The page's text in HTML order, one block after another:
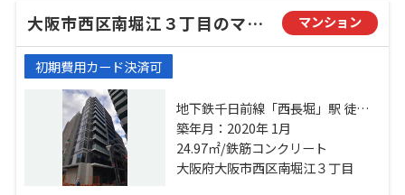
大阪市西区南堀江３丁目のマンション マンション
初期費用カード決済可
地下鉄千日前線「西長堀」駅 徒歩2
分 地下鉄長堀鶴見緑地「西大橋」
駅 徒歩10分 阪神電鉄阪神なんば
「桜川」駅 徒歩7分
築年月：2020年 1月
24.97㎡/鉄筋コンクリート
大阪府大阪市西区南堀江３丁目